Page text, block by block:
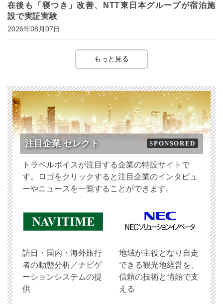
在後も「寝つき」改善、NTT東日本グループが宿泊施
設で実証実験
2026年08月07日
もっと見る
注目企業 セレクト SPONSORED
トラベルボイスが注目する企業の特設サイトで
す。ロゴをクリックすると注目企業のインタビュ
ーやニュースを一覧することができます。
訪日・国内・海外旅行
者の動態分析／ナビゲ
ーションシステムの提
供
地域が主役となり自走
できる観光地経営を、
信頼の技術と情熱で支
える